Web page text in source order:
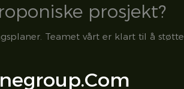
prosjekt?
Teamet vårt er klart til å